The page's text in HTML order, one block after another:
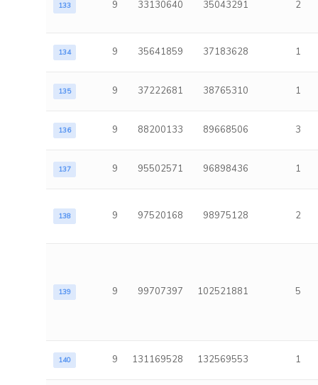
133 9 33130640 35043291 2
134 9 35641859 37183628 1
135 9 37222681 38765310 1
136 9 88200133 89668506 3
137 9 95502571 96898436 1
138 9 97520168 98975128 2
139 9 99707397 102521881 5
140 9 131169528 132569553 1